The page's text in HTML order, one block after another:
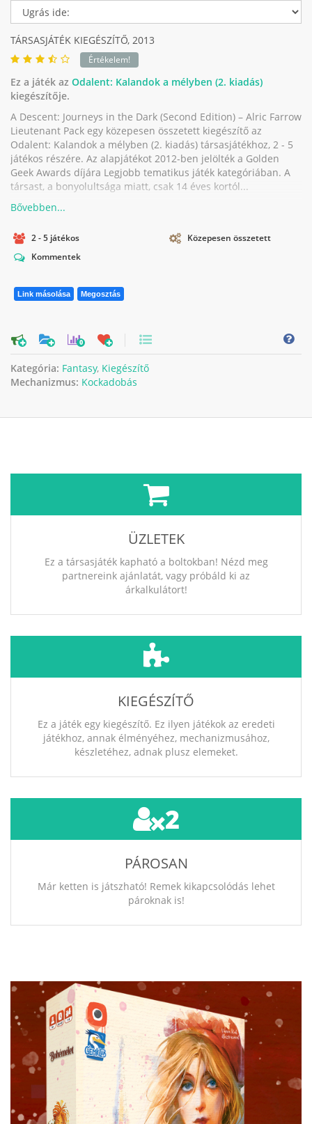
TÁRSASJÁTÉK KIEGÉSZÍTŐ, 2013
Értékelem!
Ez a játék az Odalent: Kalandok a mélyben (2. kiadás)
kiegészítője.
A Descent: Journeys in the Dark (Second Edition) – Alric Farrow
Lieutenant Pack egy közepesen összetett kiegészítő az
Odalent: Kalandok a mélyben (2. kiadás) társasjátékhoz, 2 - 5
játékos részére. Az alapjátékot 2012-ben jelölték a Golden
Geek Awards díjára Legjobb tematikus játék kategóriában. A
társast, a bonyolultsága miatt, csak 14 éves kortól...
2 - 5 játékos
Közepesen összetett
Kommentek
Link másolása Megosztás
0
Kategória: Fantasy, Kiegészítő
Mechanizmus: Kockadobás
ÜZLETEK
Ez a társasjáték kapható a boltokban! Nézd meg
partnereink ajánlatát, vagy próbáld ki az
árkalkulátort!
KIEGÉSZÍTŐ
Ez a játék egy kiegészítő. Ez ilyen játékok az eredeti
játékhoz, annak élményéhez, mechanizmusához,
készletéhez, adnak plusz elemeket.
2
PÁROSAN
Már ketten is játszható! Remek kikapcsolódás lehet
pároknak is!